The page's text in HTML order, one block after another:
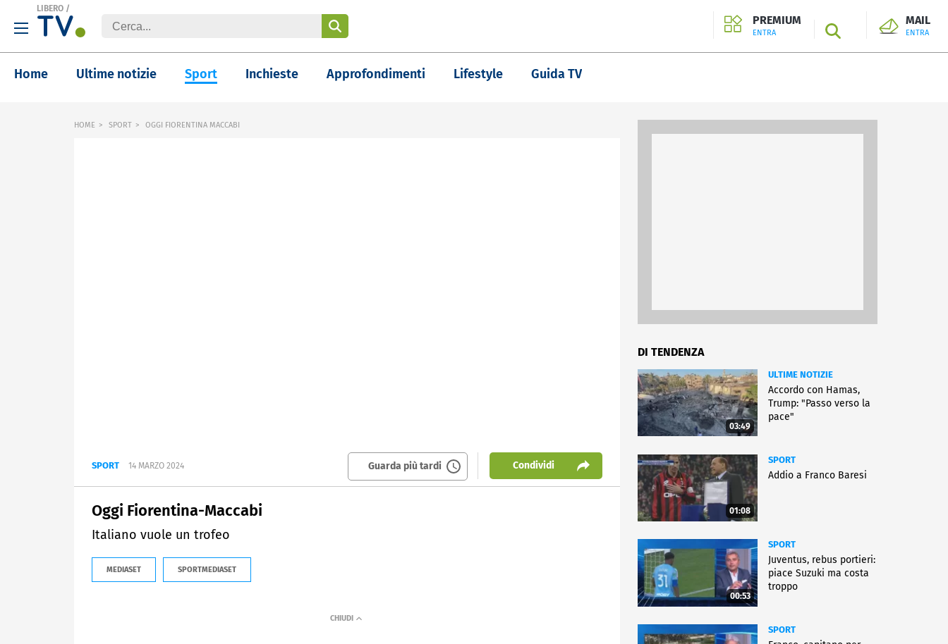
LIBERO /
PREMIUM
ENTRA SEARCH
MAIL
ENTRA
Home Ultime notizie Sport Inchieste Approfondimenti Lifestyle Guida TV
HOME SPORT OGGI FIORENTINA MACCABI
SPORT 14 MARZO 2024 Guarda più tardi Condividi
Oggi Fiorentina-Maccabi
Italiano vuole un trofeo
MEDIASET SPORTMEDIASET
DI TENDENZA
03:49
ULTIME NOTIZIE
Accordo con Hamas,
Trump: "Passo verso la
pace"
01:08
SPORT
Addio a Franco Baresi
00:53
SPORT
Juventus, rebus portieri:
piace Suzuki ma costa
troppo
SPORT